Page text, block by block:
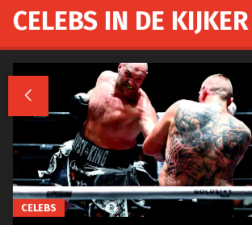
CELEBS IN DE KIJKER

CELEBS